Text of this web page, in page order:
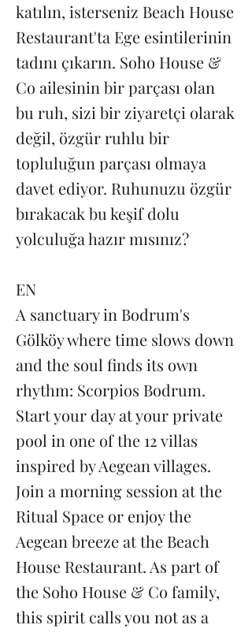
katılın, isterseniz Beach House
Restaurant'ta Ege esintilerinin
tadını çıkarın. Soho House &
Co ailesinin bir parçası olan
bu ruh, sizi bir ziyaretçi olarak
değil, özgür ruhlu bir
topluluğun parçası olmaya
davet ediyor. Ruhunuzu özgür
bırakacak bu keşif dolu
yolculuğa hazır mısınız?
EN
A sanctuary in Bodrum's
Gölköy where time slows down
and the soul finds its own
rhythm: Scorpios Bodrum.
Start your day at your private
pool in one of the 12 villas
inspired by Aegean villages.
Join a morning session at the
Ritual Space or enjoy the
Aegean breeze at the Beach
House Restaurant. As part of
the Soho House & Co family,
this spirit calls you not as a